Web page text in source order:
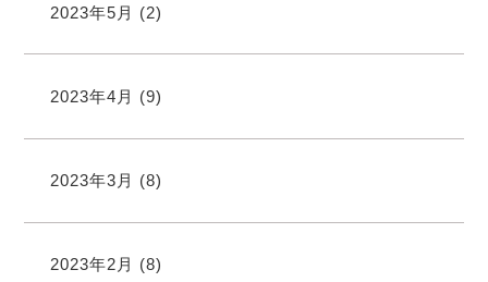
2023年5月 (2)
2023年4月 (9)
2023年3月 (8)
2023年2月 (8)